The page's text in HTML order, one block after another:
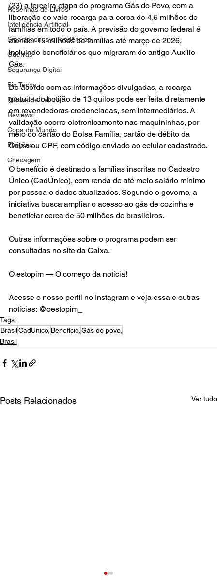
Resenhas de Livros
Inteligência Artificial
Smartphones e Tendências
Guerras
Segurança Digital
Big Techs
Diários de Leitura
Reviews
Copa do Mundo
Eleições
Checagem
(23) a terceira etapa do programa Gás do Povo, com a
liberação do vale-recarga para cerca de 4,5 milhões de
famílias em todo o país. A previsão do governo federal é
atender 15 milhões de famílias até março de 2026,
incluindo beneficiários que migraram do antigo Auxílio
Gás.
De acordo com as informações divulgadas, a recarga
gratuita do botijão de 13 quilos pode ser feita diretamente
em revendedoras credenciadas, sem intermediários. A
validação ocorre eletronicamente nas maquininhas, por
meio do cartão do Bolsa Família, cartão de débito da
Caixa ou CPF, com código enviado ao celular cadastrado.
O benefício é destinado a famílias inscritas no Cadastro
Único (CadÚnico), com renda de até meio salário mínimo
por pessoa e dados atualizados. Segundo o governo, a
iniciativa busca ampliar o acesso ao gás de cozinha e
beneficiar cerca de 50 milhões de brasileiros.
Outras informações sobre o programa podem ser
consultadas no site da Caixa.
O estopim — O começo da notícia!
Acesse o nosso perfil no Instagram e veja essa e outras
notícias: @oestopim_
Tags:
BrasilCadUnico, Benefício, Gás do povo,
Brasil
Posts Relacionados Ver tudo